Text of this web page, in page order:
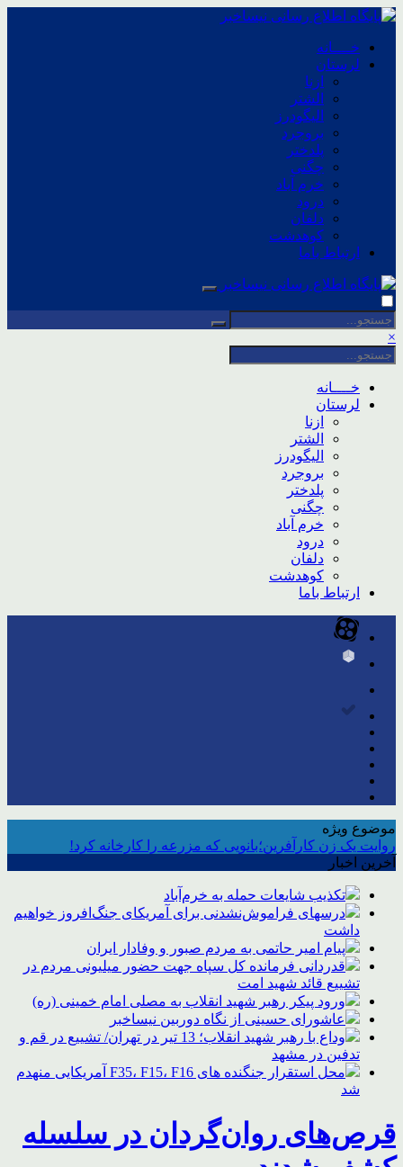
خــــانه
لرستان
ازنا
الشتر
الیگودرز
بروجرد
پلدختر
چگنی
خرم آباد
درود
دلفان
کوهدشت
ارتباط باما
×
خــــانه
لرستان
ازنا
الشتر
الیگودرز
بروجرد
پلدختر
چگنی
خرم آباد
درود
دلفان
کوهدشت
ارتباط باما
موضوع ویژه
روایت یک زن کارآفرین؛بانویی که مزرعه را کارخانه کرد!
آخرین اخبار
تکذیب شایعات حمله به خرم‌آباد
درسهای فراموش‌نشدنی برای آمریکای جنگ‌افروز خواهیم
داشت
پیام امیر حاتمی به مردم صبور و وفادار ایران
قدردانی فرمانده کل سپاه جهت حضور میلیونی مردم در
تشییع قائد شهید امت
ورود پیکر رهبر شهید انقلاب به مصلی امام خمینی (ره)
عاشورای حسینی از نگاه دوربین نیساخبر
وداع با رهبر شهید انقلاب؛ 13 تیر در تهران/ تشییع در قم و
تدفین در مشهد
محل استقرار جنگنده های F35، F15، F16 آمریکایی منهدم
شد
قرص‌های روان‌گردان در سلسله